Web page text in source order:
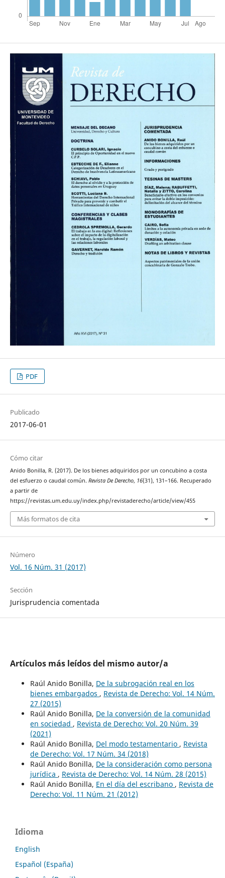
PDF
Publicado
2017-06-01
Cómo citar
Anido Bonilla, R. (2017). De los bienes adquiridos por un concubino a costa
del esfuerzo o caudal común. Revista De Derecho, 16(31), 131–166. Recuperado
a partir de
https://revistas.um.edu.uy/index.php/revistaderecho/article/view/455
Más formatos de cita
Número
Vol. 16 Núm. 31 (2017)
Sección
Jurisprudencia comentada
Artículos más leídos del mismo autor/a
Raúl Anido Bonilla, De la subrogación real en los
bienes embargados , Revista de Derecho: Vol. 14 Núm.
27 (2015)
Raúl Anido Bonilla, De la conversión de la comunidad
en sociedad , Revista de Derecho: Vol. 20 Núm. 39
(2021)
Raúl Anido Bonilla, Del modo testamentario , Revista
de Derecho: Vol. 17 Núm. 34 (2018)
Raúl Anido Bonilla, De la consideración como persona
jurídica , Revista de Derecho: Vol. 14 Núm. 28 (2015)
Raúl Anido Bonilla, En el día del escribano , Revista de
Derecho: Vol. 11 Núm. 21 (2012)
Idioma
English
Español (España)